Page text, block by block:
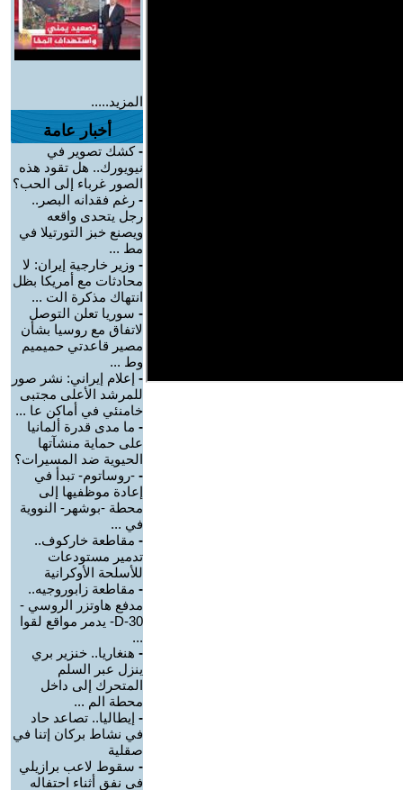
المزيد.....
أخبار عامة
-كشك تصوير في
نيويورك.. هل تقود هذه
الصور غرباء إلى الحب؟
- رغم فقدانه البصر..
رجل يتحدى واقعه
ويصنع خبز التورتيلا في
مط ...
- وزير خارجية إيران: لا
محادثات مع أمريكا بظل
انتهاك مذكرة الت ...
- سوريا تعلن التوصل
لاتفاق مع روسيا بشأن
مصير قاعدتي حميميم
وط ...
- إعلام إيراني: نشر صور
للمرشد الأعلى مجتبى
خامنئي في أماكن عا ...
- ما مدى قدرة ألمانيا
على حماية منشآتها
الحيوية ضد المسيرات؟
- -روساتوم- تبدأ في
إعادة موظفيها إلى
محطة -بوشهر- النووية
في ...
- مقاطعة خاركوف..
تدمير مستودعات
للأسلحة الأوكرانية
- مقاطعة زابوروجيه..
مدفع هاوتزر الروسي -
D-30- يدمر مواقع لقوا
...
- هنغاريا.. خنزير بري
ينزل عبر السلم
المتحرك إلى داخل
محطة الم ...
- إيطاليا.. تصاعد حاد
في نشاط بركان إتنا في
صقلية
- سقوط لاعب برازيلي
في نفق أثناء احتفاله